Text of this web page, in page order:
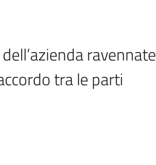
ravennate
tra le parti